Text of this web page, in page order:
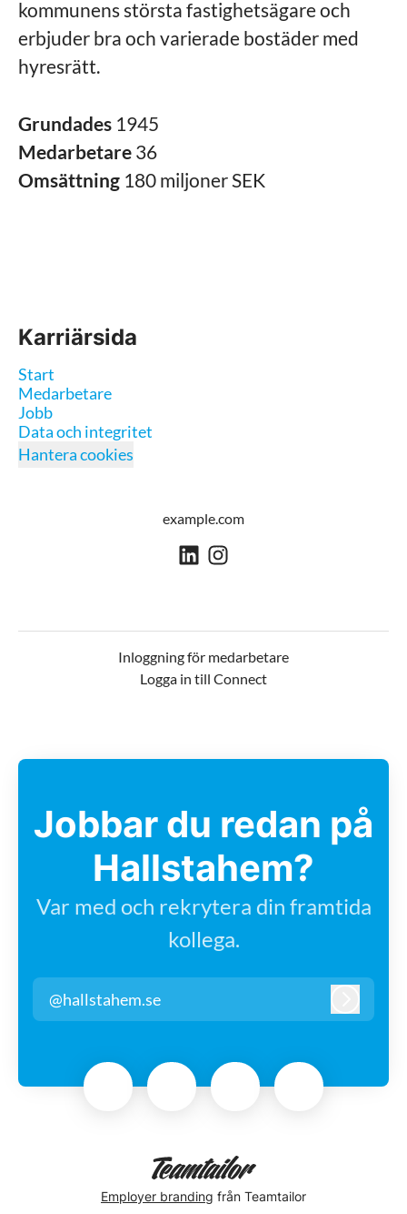
kommunens största fastighetsägare och
erbjuder bra och varierade bostäder med
hyresrätt.
Grundades 1945
Medarbetare 36
Omsättning 180 miljoner SEK
Karriärsida
Start
Medarbetare
Jobb
Data och integritet
Hantera cookies
example.com
Inloggning för medarbetare
Logga in till Connect
Jobbar du redan på
Hallstahem?
Var med och rekrytera din framtida
kollega.
@hallstahem.se
Employer branding från Teamtailor